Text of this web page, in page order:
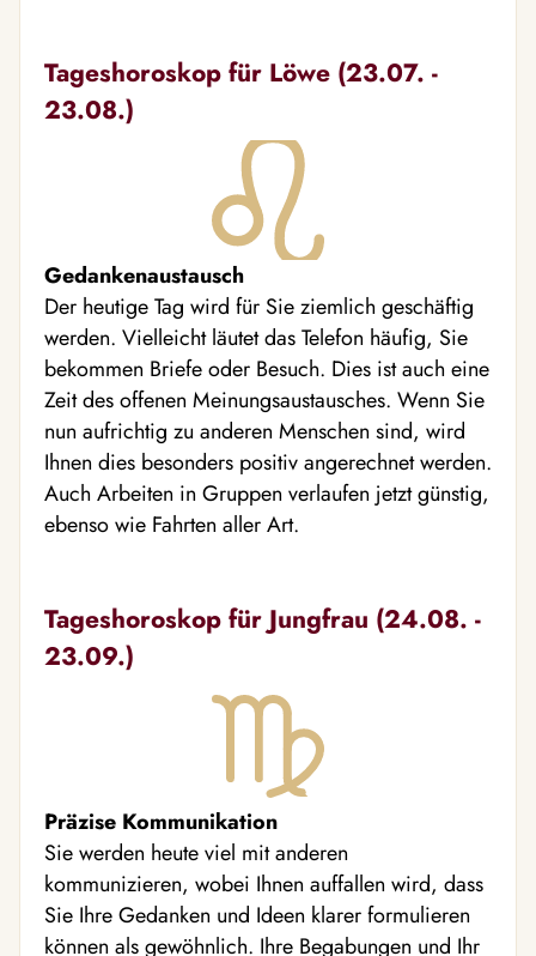
Tageshoroskop für Löwe (23.07. -
23.08.)
Gedankenaustausch
Der heutige Tag wird für Sie ziemlich geschäftig
werden. Vielleicht läutet das Telefon häufig, Sie
bekommen Briefe oder Besuch. Dies ist auch eine
Zeit des offenen Meinungsaustausches. Wenn Sie
nun aufrichtig zu anderen Menschen sind, wird
Ihnen dies besonders positiv angerechnet werden.
Auch Arbeiten in Gruppen verlaufen jetzt günstig,
ebenso wie Fahrten aller Art.
Tageshoroskop für Jungfrau (24.08. -
23.09.)
Präzise Kommunikation
Sie werden heute viel mit anderen
kommunizieren, wobei Ihnen auffallen wird, dass
Sie Ihre Gedanken und Ideen klarer formulieren
können als gewöhnlich. Ihre Begabungen und Ihr